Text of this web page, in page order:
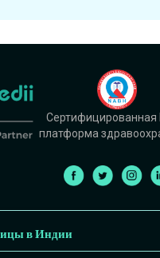
Сертифицированная
платформа
в Индии